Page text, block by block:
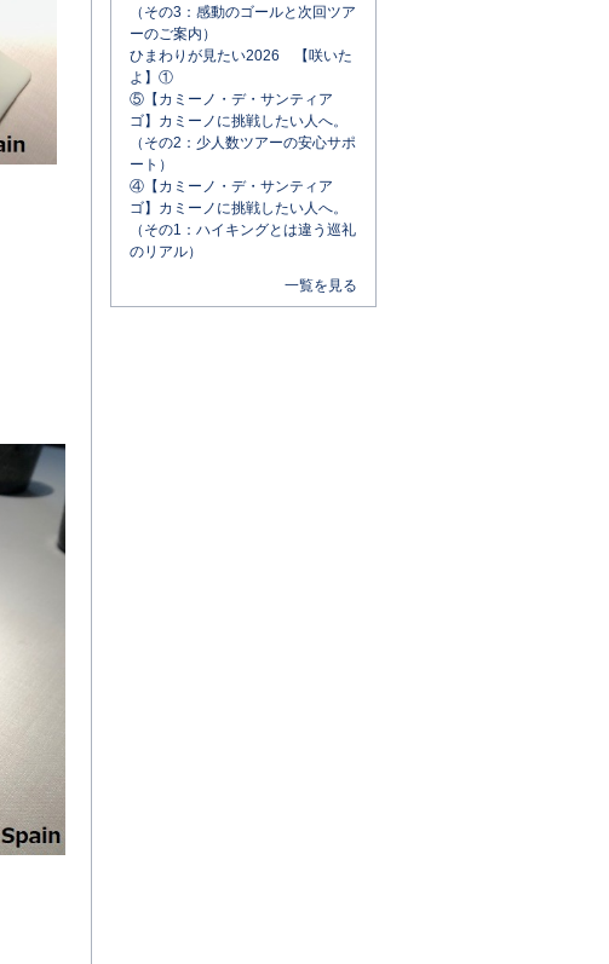
（その3：感動のゴールと次回ツア
ーのご案内）
ひまわりが見たい2026 【咲いた
よ】①
⑤【カミーノ・デ・サンティア
ゴ】カミーノに挑戦したい人へ。
（その2：少人数ツアーの安心サポ
ート）
④【カミーノ・デ・サンティア
ゴ】カミーノに挑戦したい人へ。
（その1：ハイキングとは違う巡礼
のリアル）
一覧を見る